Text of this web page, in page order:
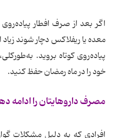
اگر بعد از صرف افطار
معده یا ریفلاکس دچار شوند زیاد
پیاده‌روی کوتاه بروید.
خود را در ماه رمضان حفظ کنید.
مصرف داروهایتان را ادامه
افرادی که به دلیل مشکلات